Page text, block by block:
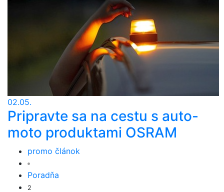
02.05.
Pripravte sa na cestu s auto-
moto produktami OSRAM
promo článok
Poradňa
2